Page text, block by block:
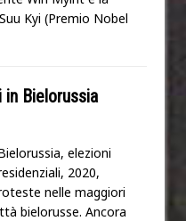
Kyi (Premio Nobel
Bielorussia
elezioni
2020,
nelle maggiori
bielorusse. Ancora